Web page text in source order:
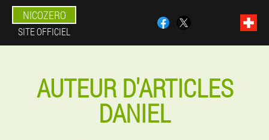
NICOZERO
SITE OFFICIEL
AUTEUR D'ARTICLES
DANIEL